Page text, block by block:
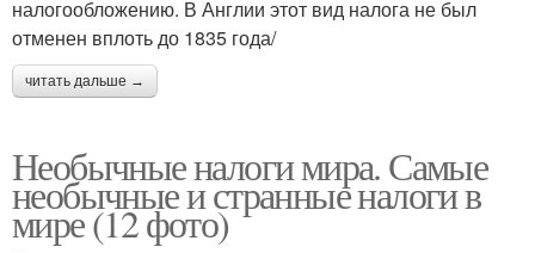
налогообложению. В Англии этот вид налога не был
отменен вплоть до 1835 года/
читать дальше →
Необычные налоги мира. Самые
необычные и странные налоги в
мире (12 фото)